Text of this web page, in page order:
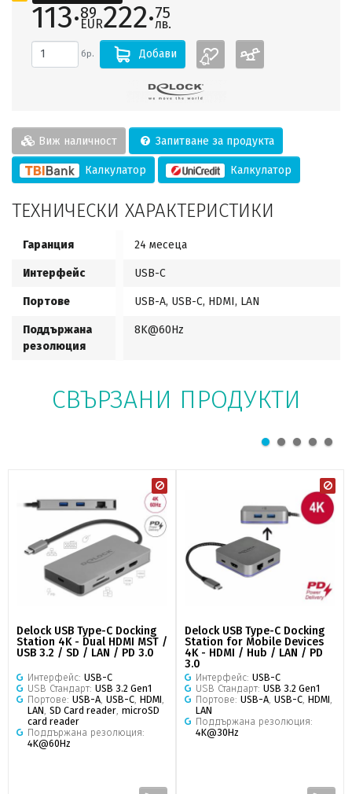
113·89
EUR222·75
лв.
бр. Добави
Виж наличност Запитване за продукта
Калкулатор Калкулатор
ТЕХНИЧЕСКИ ХАРАКТЕРИСТИКИ
Гаранция 24 месеца
Интерфейс USB-C
Портове USB-A, USB-C, HDMI, LAN
Поддържана
резолюция
8K@60Hz
СВЪРЗАНИ ПРОДУКТИ
Delock USB Type-C Docking
Station 4K - Dual HDMI MST /
USB 3.2 / SD / LAN / PD 3.0
Интерфейс: USB-C
USB Стандарт: USB 3.2 Gen1
Портове: USB-A, USB-C, HDMI,
LAN, SD Card reader, microSD
card reader
Поддържана резолюция:
4K@60Hz
Delock USB Type-C Docking
Station for Mobile Devices
4K - HDMI / Hub / LAN / PD
3.0
Интерфейс: USB-C
USB Стандарт: USB 3.2 Gen1
Портове: USB-A, USB-C, HDMI,
LAN
Поддържана резолюция:
4K@30Hz